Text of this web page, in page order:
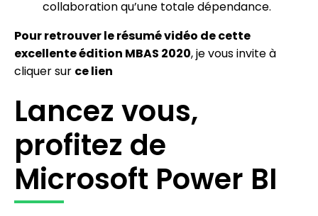
collaboration qu’une totale dépendance.
Pour retrouver le résumé vidéo de cette
excellente édition MBAS 2020, je vous invite à
cliquer sur ce lien
Lancez vous,
profitez de
Microsoft Power BI